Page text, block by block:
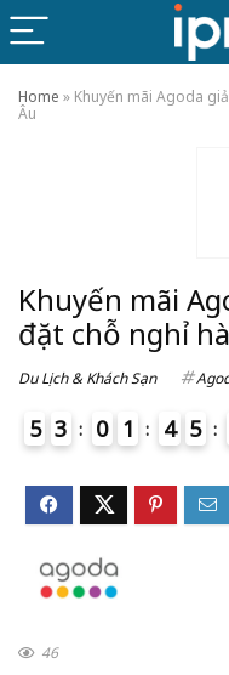
Home » Khuyến mãi Agoda
Âu
Khuyến mãi
đặt chỗ nghỉ
Du Lịch & Khách Sạn
5 3 0 1 4 5
46